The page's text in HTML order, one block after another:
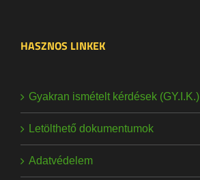
HASZNOS LINKEK
Gyakran ismételt kérdések (GY.I.K.)
Letölthető dokumentumok
Adatvédelem